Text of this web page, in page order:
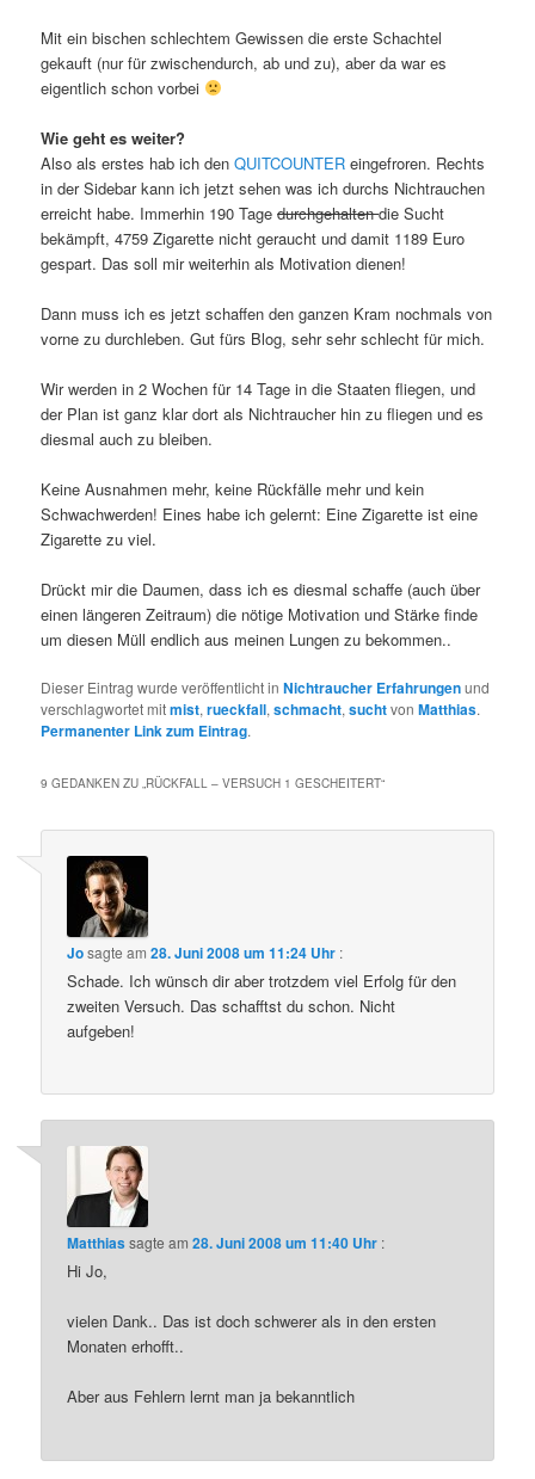
Mit ein bischen schlechtem Gewissen die erste Schachtel
gekauft (nur für zwischendurch, ab und zu), aber da war es
eigentlich schon vorbei
Wie geht es weiter?
Also als erstes hab ich denQUITCOUNTEReingefroren. Rechts
in der Sidebar kann ich jetzt sehen was ich durchs Nichtrauchen
erreicht habe. Immerhin 190 Tagedurchgehaltendie Sucht
bekämpft, 4759 Zigarette nicht geraucht und damit 1189 Euro
gespart. Das soll mir weiterhin als Motivation dienen!
Dann muss ich es jetzt schaffen den ganzen Kram nochmals von
vorne zu durchleben. Gut fürs Blog, sehr sehr schlecht für mich.
Wir werden in 2 Wochen für 14 Tage in die Staaten fliegen, und
der Plan ist ganz klar dort als Nichtraucher hin zu fliegen und es
diesmal auch zu bleiben.
Keine Ausnahmen mehr, keine Rückfälle mehr und kein
Schwachwerden! Eines habe ich gelernt: Eine Zigarette ist eine
Zigarette zu viel.
Drückt mir die Daumen, dass ich es diesmal schaffe (auch über
einen längeren Zeitraum) die nötige Motivation und Stärke finde
um diesen Müll endlich aus meinen Lungen zu bekommen..
Dieser Eintrag wurde veröffentlicht inNichtraucher Erfahrungenund
verschlagwortet mitmist,rueckfall,schmacht,suchtvonMatthias.
Permanenter Link zum Eintrag.
9 GEDANKEN ZU „ RÜCKFALL – VERSUCH 1 GESCHEITERT“
Josagte am28. Juni 2008 um 11:24 Uhr :
Schade. Ich wünsch dir aber trotzdem viel Erfolg für den
zweiten Versuch. Das schafftst du schon. Nicht
aufgeben!
Matthiassagte am28. Juni 2008 um 11:40 Uhr :
Hi Jo,
vielen Dank.. Das ist doch schwerer als in den ersten
Monaten erhofft..
Aber aus Fehlern lernt man ja bekanntlich